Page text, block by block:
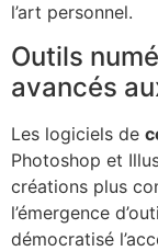
l’art personnel.
Outils
avancés
Les logiciels de
Photoshop et
créations plus
l’émergence
démocratisé